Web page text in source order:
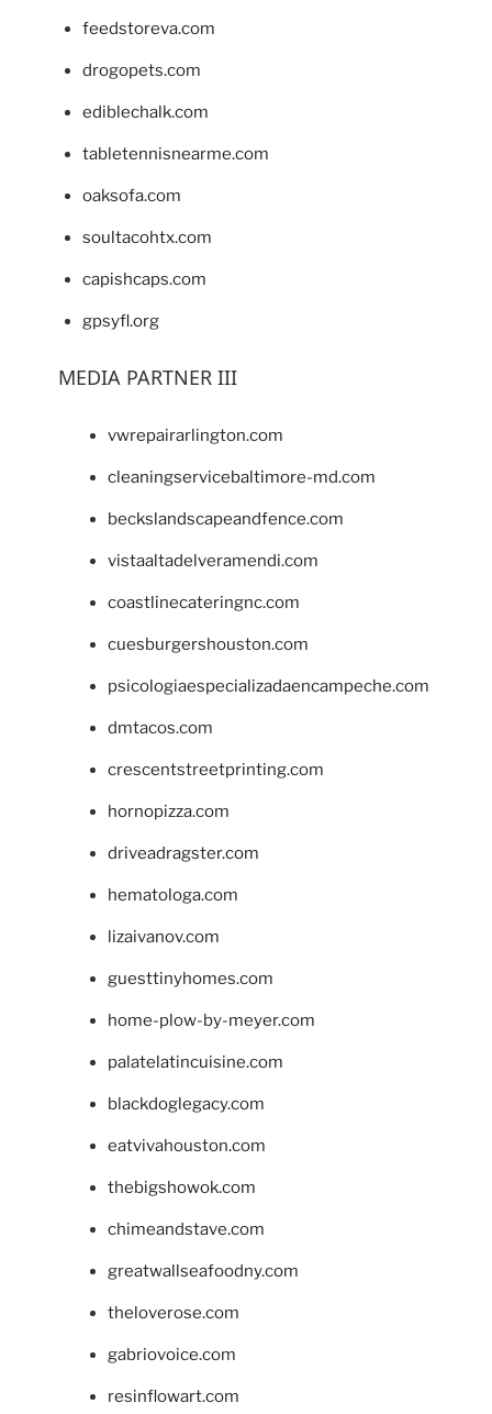
feedstoreva.com
drogopets.com
ediblechalk.com
tabletennisnearme.com
oaksofa.com
soultacohtx.com
capishcaps.com
gpsyfl.org
MEDIA PARTNER III
vwrepairarlington.com
cleaningservicebaltimore-md.com
beckslandscapeandfence.com
vistaaltadelveramendi.com
coastlinecateringnc.com
cuesburgershouston.com
psicologiaespecializadaencampeche.com
dmtacos.com
crescentstreetprinting.com
hornopizza.com
driveadragster.com
hematologa.com
lizaivanov.com
guesttinyhomes.com
home-plow-by-meyer.com
palatelatincuisine.com
blackdoglegacy.com
eatvivahouston.com
thebigshowok.com
chimeandstave.com
greatwallseafoodny.com
theloverose.com
gabriovoice.com
resinflowart.com